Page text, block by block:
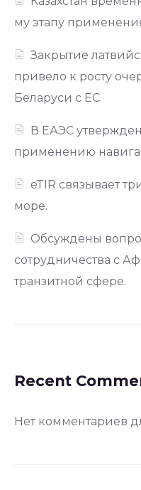
му этапу
Закрытие
привело к росту
Беларуси с ЕС.
В ЕАЭС
применению
eTIR связывает
море.
Обсуждены
сотрудничества с
транзитной сфере.
Recent
Нет комментариев